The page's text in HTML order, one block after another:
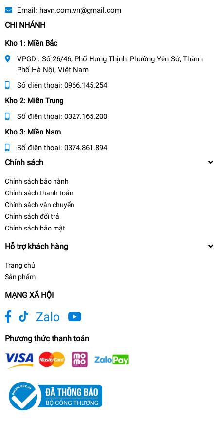
Email: havn.com.vn@gmail.com
CHI NHÁNH
Kho 1: Miền Bắc
VPGD : Số 26/46, Phố Hưng Thịnh, Phường Yên Sở, Thành
Phố Hà Nội, Việt Nam
Số điện thoại: 0966.145.254
Kho 2: Miền Trung
Số điện thoại: 0327.165.200
Kho 3: Miền Nam
Số điện thoại: 0374.861.894
Chính sách
Chính sách bảo hành
Chính sách thanh toán
Chính sách vận chuyển
Chính sách đổi trả
Chính sách bảo mật
Hỗ trợ khách hàng
Trang chủ
Sản phẩm
MẠNG XÃ HỘI
Zalo
Phương thức thanh toán